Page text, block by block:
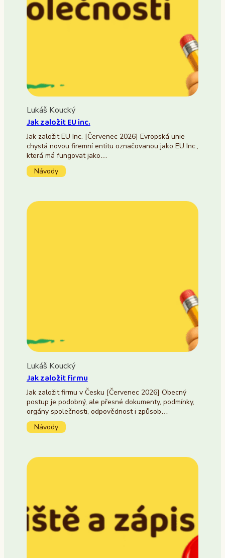
Lukáš Koucký
Jak založit EU inc.
Jak založit EU Inc. [Červenec 2026] Evropská unie
chystá novou firemní entitu označovanou jako EU Inc.,
která má fungovat jako…
Návody
Lukáš Koucký
Jak založit firmu
Jak založit firmu v Česku [Červenec 2026] Obecný
postup je podobný, ale přesné dokumenty, podmínky,
orgány společnosti, odpovědnost i způsob…
Návody